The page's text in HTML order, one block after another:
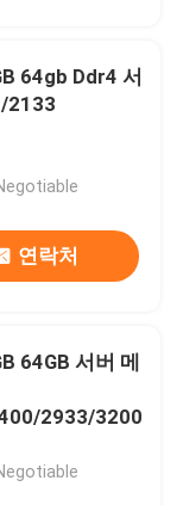
64gb Ddr4 서
2133
연락처
64GB 서버 메
2933/3200